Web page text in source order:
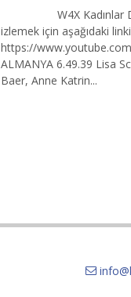
W4X Kadınlar
izlemek için aşağıdaki
https://
ALMANYA 6.49.39 Lisa
Baer, Anne Katrin...